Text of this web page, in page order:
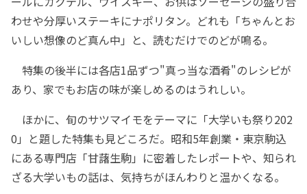
わせや分厚いステーキにナポリタン。どれも「ちゃんとお
いしい想像のど真ん中」と、読むだけでのどが鳴る。
特集の後半には各店1品ずつ"真っ当な酒肴"のレシピが
あり、家でもお店の味が楽しめるのはうれしい。
ほかに、旬のサツマイモをテーマに「大学いも祭り202
0」と題した特集も見どころだ。昭和5年創業・東京駒込
にある専門店「甘藷生駒」に密着したレポートや、知られ
ざる大学いもの話は、気持ちがほんわりと温かくなる。